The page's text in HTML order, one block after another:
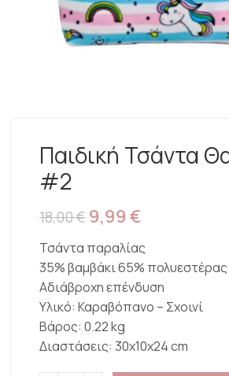
Παιδική Τσάντα
#2
18,00€9,99 €
Τσάντα παραλίας
35% βαμβάκι 65% πολυεστέρας
Αδιάβροχη επένδυση
Υλικό: Καραβόπανο – Σχοινί
Βάρος: 0.22 kg
Διαστάσεις: 30x10x24 cm